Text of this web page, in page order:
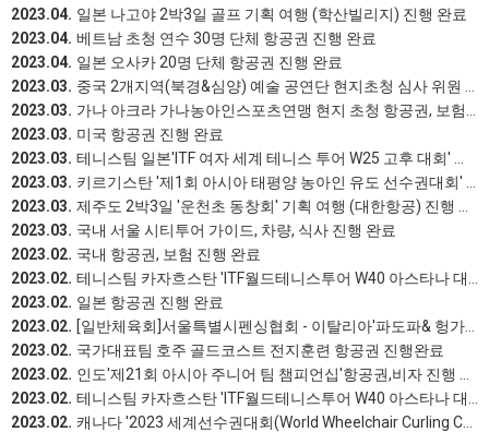
2023.04. 일본 나고야 2박3일 골프 기획 여행 (학산빌리지) 진행 완료
2023.04. 베트남 초청 연수 30명 단체 항공권 진행 완료
2023.04. 일본 오사카 20명 단체 항공권 진행 완료
2023.03. 중국 2개지역(북경&심양) 예술 공연단 현지초청 심사 위원 초청 항공권(일반석)진행 완료
2023.03. 가나 아크라 가나농아인스포츠연맹 현지 초청 항공권, 보험, 비자 진행 완료
2023.03. 미국 항공권 진행 완료
2023.03. 테니스팀 일본'ITF 여자 세계 테니스 투어 W25 고후 대회' 항공권, 보험 진행 완료
2023.03. 키르기스탄 '제1회 아시아 태평양 농아인 유도 선수권대회' 항공권, 보험 진행 완료
2023.03. 제주도 2박3일 '운천초 동창회' 기획 여행 (대한항공) 진행 완료
2023.03. 국내 서울 시티투어 가이드, 차량, 식사 진행 완료
2023.02. 국내 항공권, 보험 진행 완료
2023.02. 테니스팀 카자흐스탄 'ITF월드테니스투어 W40 아스타나 대회' 항공권, 보험 진행 완료
2023.02. 일본 항공권 진행 완료
2023.02. [일반체육회]서울특별시펜싱협회 - 이탈리아'파도파& 헝가리부다페스트 월드컵' 항공권 진행완료
2023.02. 국가대표팀 호주 골드코스트 전지훈련 항공권 진행완료
2023.02. 인도'제21회 아시아 주니어 팀 챔피언십'항공권,비자 진행 완료
2023.02. 테니스팀 카자흐스탄 'ITF월드테니스투어 W40 아스타나 대회' 항공권, 보험 진행 완료
2023.02. 캐나다 '2023 세계선수권대회(World Wheelchair Curling Championship 2023) 항공권, 보험, 비자 진행 완료